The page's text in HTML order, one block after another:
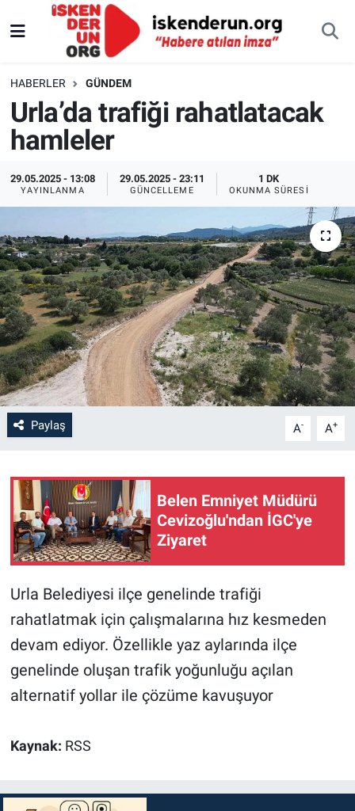
HABERLER GÜNDEM
Urla’da trafiği rahatlatacak
hamleler
29.05.2025 - 13:08
YAYINLANMA
29.05.2025 - 23:11
GÜNCELLEME
1 DK
OKUNMA SÜRESI
Paylaş A- A+
Belen Emniyet Müdürü
Cevizoğlu'ndan İGC'ye
Ziyaret
Urla Belediyesi ilçe genelinde trafiği
rahatlatmak için çalışmalarına hız kesmeden
devam ediyor. Özellikle yaz aylarında ilçe
genelinde oluşan trafik yoğunluğu açılan
alternatif yollar ile çözüme kavuşuyor
Kaynak: RSS